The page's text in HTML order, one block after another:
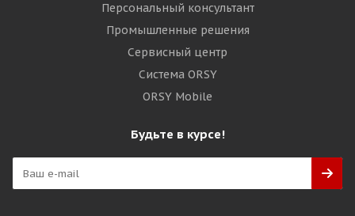
Персональный консультант
Промышленные решения
Сервисный центр
Система ORSY
ORSY Mobile
Будьте в курсе!